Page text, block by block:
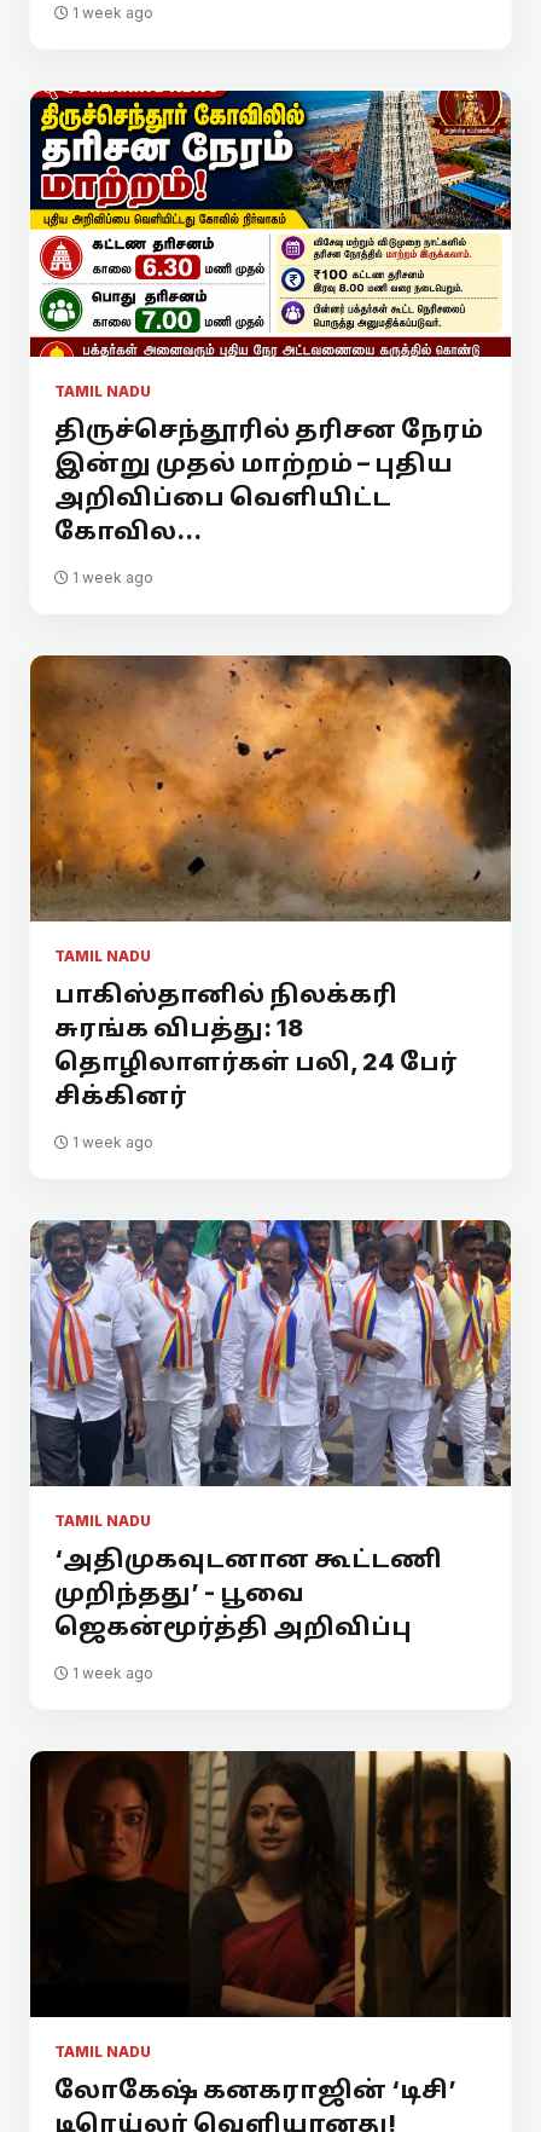
1 week ago
TAMIL NADU
திருச்செந்தூரில் தரிசன நேரம்
இன்று முதல் மாற்றம் – புதிய
அறிவிப்பை வெளியிட்ட
கோவில...
1 week ago
TAMIL NADU
பாகிஸ்தானில் நிலக்கரி
சுரங்க விபத்து: 18
தொழிலாளர்கள் பலி, 24 பேர்
சிக்கினர்
1 week ago
TAMIL NADU
‘அதிமுகவுடனான கூட்டணி
முறிந்தது’ - பூவை
ஜெகன்மூர்த்தி அறிவிப்பு
1 week ago
TAMIL NADU
லோகேஷ் கனகராஜின் ‘டிசி’
டிரெய்லர் வெளியானது!